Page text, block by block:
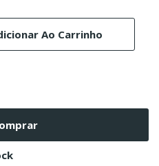
Ao Carrinho